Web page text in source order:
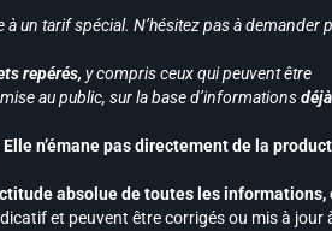
un tarif spécial. N’hésitez pas à demander
repérés, y compris ceux qui peuvent être
au public, sur la base d’informationsdéjà
Elle n’émane pas directement de la
absolue de toutes les informations,
et peuvent être corrigés ou mis à jour